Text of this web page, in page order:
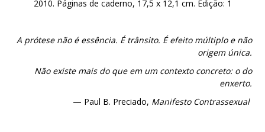
2010. Páginas de caderno, 17,5 x 12,1 cm. Edição: 1
A prótese não é essência. É trânsito. É efeito múltiplo e não
origem única.
Não existe mais do que em um contexto concreto: o do
enxerto.
— Paul B. Preciado, Manifesto Contrassexual